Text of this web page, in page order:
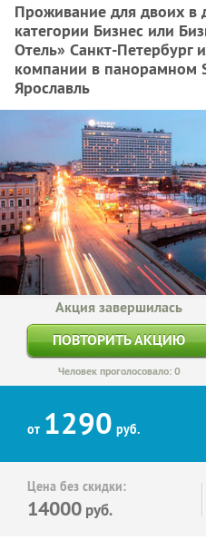
Проживание для двоих в
категории Бизнес или
Отель» Санкт-Петербург
компании в панорамном
Ярославль
Акция завершилась
ПОВТОРИТЬ АКЦИЮ
Человек проголосовало: 0
от 1290 руб.
Цена без скидки:
14000 руб.